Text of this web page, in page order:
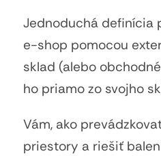
Jednoduchá definícia
e-shop pomocou
sklad (alebo
ho priamo zo svojho
Vám, ako
priestory a riešiť